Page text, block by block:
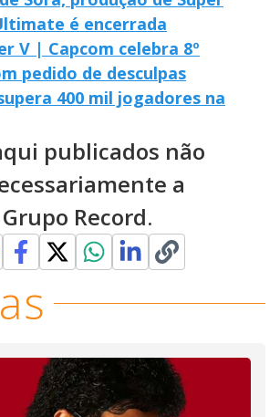
é encerrada
V | Capcom celebra 8º
pedido de desculpas
400 mil jogadores na
publicados não
a
Record.